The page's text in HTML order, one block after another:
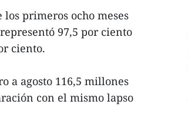
primeros ocho meses
97,5 por ciento
ciento.
a agosto 116,5 millones
con el mismo lapso